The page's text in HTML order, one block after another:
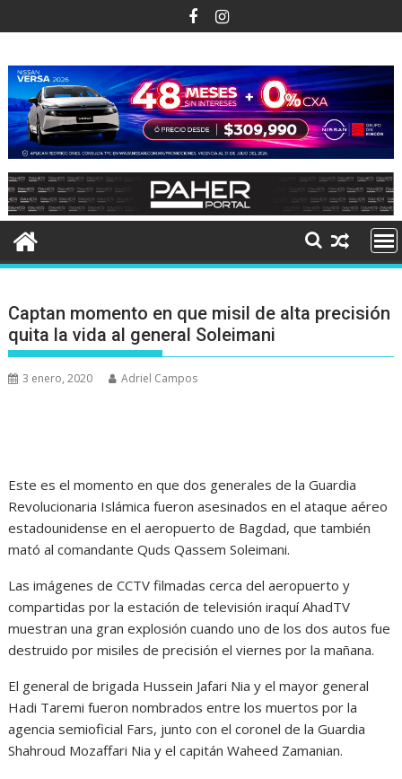
al
Captan momento en que misil de alta precisión
quita la vida al general Soleimani
3 enero, 2020 Adriel Campos
Este es el momento en que dos generales de la Guardia
Revolucionaria Islámica fueron asesinados en el ataque aéreo
estadounidense en el aeropuerto de Bagdad, que también
mató al comandante Quds Qassem Soleimani.
Las imágenes de CCTV filmadas cerca del aeropuerto y
compartidas por la estación de televisión iraquí AhadTV
muestran una gran explosión cuando uno de los dos autos fue
destruido por misiles de precisión el viernes por la mañana.
El general de brigada Hussein Jafari Nia y el mayor general
Hadi Taremi fueron nombrados entre los muertos por la
agencia semioficial Fars, junto con el coronel de la Guardia
Shahroud Mozaffari Nia y el capitán Waheed Zamanian.